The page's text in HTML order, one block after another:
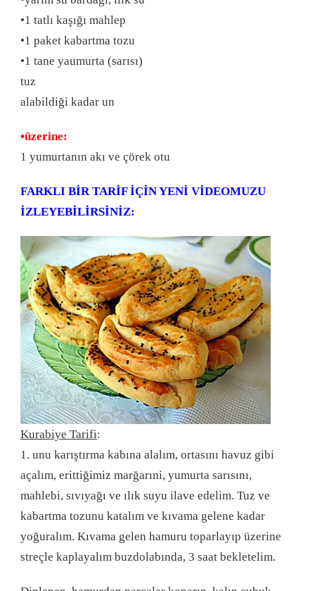
•1 tatlı kaşığı mahlep
•1 paket kabartma tozu
•1 tane yaumurta (sarısı)
tuz
alabildiği kadar un
•üzerine:
1 yumurtanın akı ve çörek otu
FARKLI BİR TARİF İÇİN YENİ VİDEOMUZU
İZLEYEBİLİRSİNİZ:
Kurabiye Tarifi:
1. unu karıştırma kabına alalım, ortasını havuz gibi
açalım, erittiğimiz marğarıni, yumurta sarısını,
mahlebi, sıvıyağı ve ılık suyu ilave edelim. Tuz ve
kabartma tozunu katalım ve kıvama gelene kadar
yoğuralım. Kıvama gelen hamuru toparlayıp üzerine
streçle kaplayalım buzdolabında, 3 saat bekletelim.